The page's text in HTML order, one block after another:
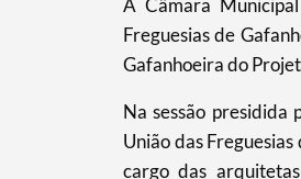
A Câmara
Freguesias de
Gafanhoeira do
Na sessão presidida
União das
cargo das